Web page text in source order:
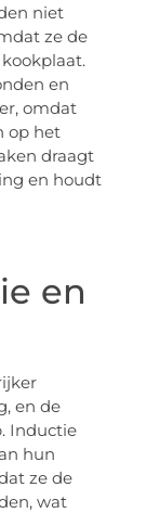
niet
ze de
en
omdat
op het
draagt
en houdt
en
en de
Inductie
hun
ze de
wat